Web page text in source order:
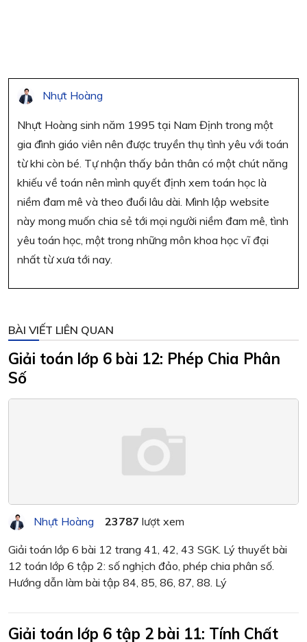
Nhựt Hoàng
Nhựt Hoàng sinh năm 1995 tại Nam Định trong một
gia đình giáo viên nên được truyền thụ tình yêu với toán
từ khi còn bé. Tự nhận thấy bản thân có một chút năng
khiếu về toán nên mình quyết định xem toán học là
niềm đam mê và theo đuổi lâu dài. Mình lập website
này mong muốn chia sẻ tới mọi người niềm đam mê, tình
yêu toán học, một trong những môn khoa học vĩ đại
nhất từ xưa tới nay.
BÀI VIẾT LIÊN QUAN
Giải toán lớp 6 bài 12: Phép Chia Phân
Số
Nhựt Hoàng 23787 lượt xem
Giải toán lớp 6 bài 12 trang 41, 42, 43 SGK. Lý thuyết bài
12 toán lớp 6 tập 2: số nghịch đảo, phép chia phân số.
Hướng dẫn làm bài tập 84, 85, 86, 87, 88. Lý
Giải toán lớp 6 tập 2 bài 11: Tính Chất